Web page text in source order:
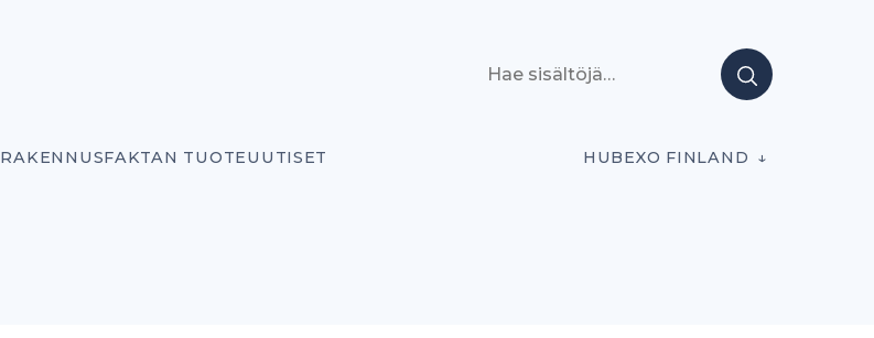
RAKENNUSFAKTAN TUOTEUUTISET HUBEXO FINLAND